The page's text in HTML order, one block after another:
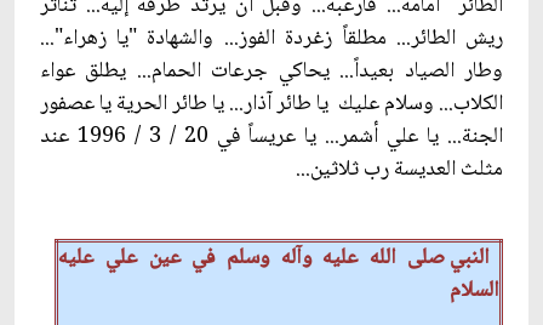
ريش الطائر... مطلقاً زغردة الفوز... والشهادة "يا زهراء"...
وطار الصياد بعيداً... يحاكي جرعات الحمام... يطلق عواء
الكلاب... وسلام عليك يا طائر آذار... يا طائر الحرية يا عصفور
الجنة... يا علي أشمر... يا عريساً في 20 / 3 / 1996 عند
مثلث العديسة رب ثلاثين...
النبي صلى الله عليه وآله وسلم في عين علي عليه
السلام